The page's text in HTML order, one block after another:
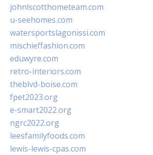
johnlscotthometeam.com
u-seehomes.com
watersportslagonissi.com
mischieffashion.com
eduwyre.com
retro-interiors.com
theblvd-boise.com
fpet2023.org
e-smart2022.org
ngrc2022.org
leesfamilyfoods.com
lewis-lewis-cpas.com